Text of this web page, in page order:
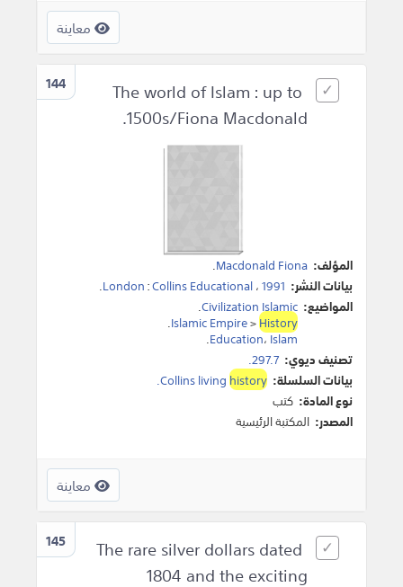
معاينة
144
The world of Islam : up to
1500s/Fiona Macdonald.
المؤلف: Macdonald Fiona
.
بيانات النشر:
London:Collins Educational،1991
.
المواضيع: Civilization Islamic
.
Islamic Empire>History
.
Education،Islam
.
تصنيف ديوي: 297.7.
بيانات السلسلة:
Collins livinghistory
.
نوع المادة: كتب
المصدر: المكتبة الرئيسية
معاينة
145
The rare silver dollars dated
1804 and the exciting